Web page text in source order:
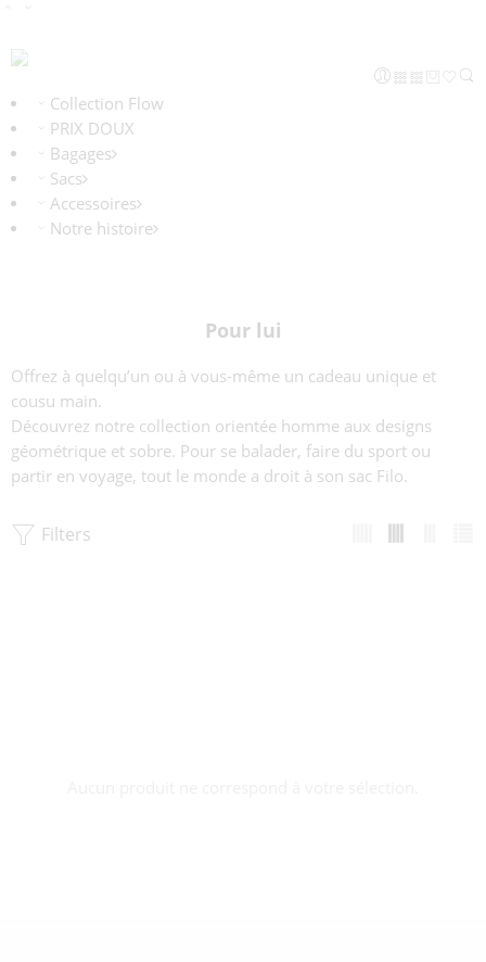
Collection Flow
PRIX DOUX
Bagages
Sacs
Accessoires
Notre histoire
Pour lui
Offrez à quelqu’un ou à vous-même un cadeau unique et
cousu main.
Découvrez notre collection orientée homme aux designs
géométrique et sobre. Pour se balader, faire du sport ou
partir en voyage, tout le monde a droit à son sac Filo.
Filters